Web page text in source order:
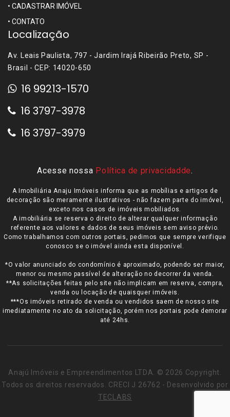
• CADASTRAR IMÓVEL
• CONTATO
Localização
Av. Leais Paulista, 797 - Jardim Irajá Ribeirão Preto, SP -
Brasil - CEP: 14020-650
16 99213-1570
16 3797-3978
16 3797-3979
Acesse nossa Política de privacidadde.
A Imobiliária Anaju Imóveis informa que as mobílias e artigos de
decoração são meramente ilustrativos - não fazem parte do imóvel,
exceto nos casos de imóveis mobiliados.
A imobiliária se reserva o direito de alterar qualquer informação
referente aos valores e dados de seus imóveis sem aviso prévio.
Como trabalhamos com outros portais, pedimos que sempre verifique
conosco se o imóvel ainda esta disponível.
*O valor anunciado do condomínio é aproximado, podendo ser maior,
menor ou mesmo passível de alteração no decorrer da venda.
**As solicitações feitas pelo site não implicam em reserva, compra,
venda ou locação de quaisquer imóveis.
***Os imóveis retirado de venda ou vendidos saem de nosso site
imediatamente no ato da solicitação, porém nos portais pode demorar
até 24hs.
Anajú Imóveis e Empreendimentos LTDA. © 2026 Copyright.
Todos os direitos reservados. CRECI J 26762 - Desenvolvido por
TECLABS